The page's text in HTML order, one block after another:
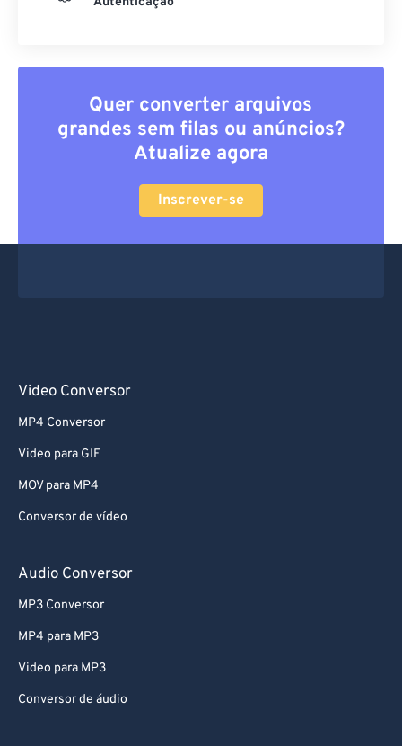
Quer converter arquivos
grandes sem filas ou anúncios?
Atualize agora
Inscrever-se
Video Conversor
MP4 Conversor
Video para GIF
MOV para MP4
Conversor de vídeo
Audio Conversor
MP3 Conversor
MP4 para MP3
Video para MP3
Conversor de áudio